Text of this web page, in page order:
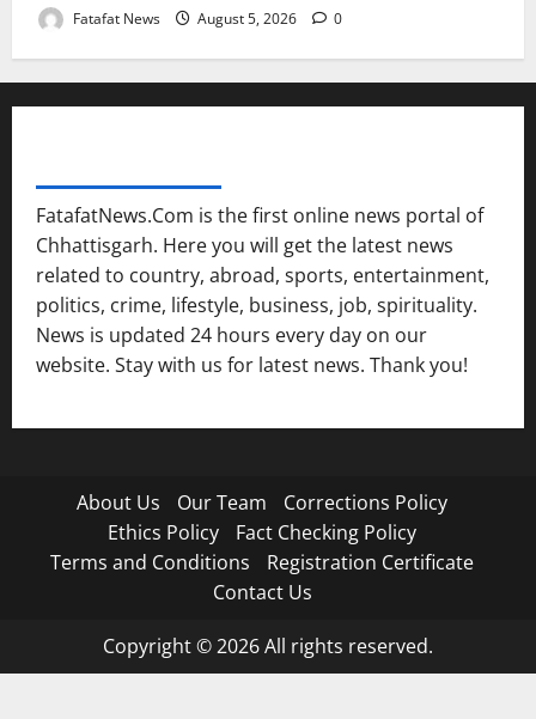
Fatafat News August 5, 2026 0
FatafatNews.Com is the first online news portal of
Chhattisgarh. Here you will get the latest news
related to country, abroad, sports, entertainment,
politics, crime, lifestyle, business, job, spirituality.
News is updated 24 hours every day on our
website. Stay with us for latest news. Thank you!
About Us Our Team
Corrections Policy
Ethics Policy
Fact Checking Policy
Terms and Conditions
Registration Certificate
Contact Us
Copyright © 2026 All rights reserved.